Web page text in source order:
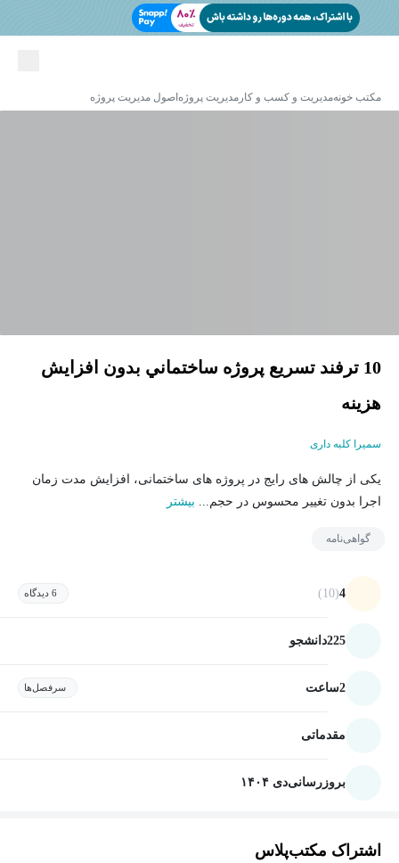
مکتب خونهمدیریت و کسب و کار مدیریت پروژه اصول مدیریت پروژه
10 ترفند تسريع پروژه ساختماني بدون افزايش
هزينه
سمیرا کلبه داری
يكی از چالش های رایج در پروژه های ساختمانی، افزایش مدت زمان
اجرا بدون تغییر محسوس در حجم... بیشتر
گواهی‌نامه
4
(10) 6 دیدگاه
225دانشجو
2ساعت سرفصل‌ها
مقدماتی
بروزرسانیدی ۱۴۰۴
اشتراک مکتب‌پلاس